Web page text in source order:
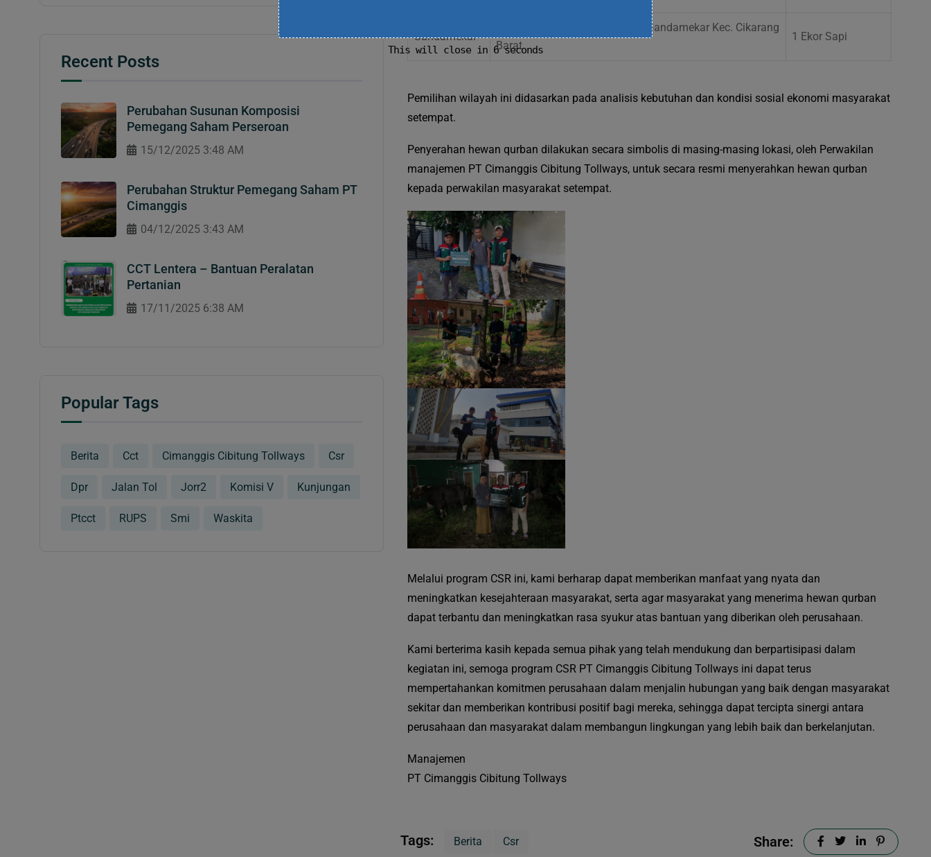
Gandamekar
Kp. Rawa Julang RT 01/01 Ds Gandamekar Kec. Cikarang
Barat
1 Ekor Sapi
Pemilihan wilayah ini didasarkan pada analisis kebutuhan dan kondisi sosial ekonomi masyarakat
setempat.
Penyerahan hewan qurban dilakukan secara simbolis di masing-masing lokasi, oleh Perwakilan
manajemen PT Cimanggis Cibitung Tollways, untuk secara resmi menyerahkan hewan qurban
kepada perwakilan masyarakat setempat.
Melalui program CSR ini, kami berharap dapat memberikan manfaat yang nyata dan
meningkatkan kesejahteraan masyarakat, serta agar masyarakat yang menerima hewan qurban
dapat terbantu dan meningkatkan rasa syukur atas bantuan yang diberikan oleh perusahaan.
Kami berterima kasih kepada semua pihak yang telah mendukung dan berpartisipasi dalam
kegiatan ini, semoga program CSR PT Cimanggis Cibitung Tollways ini dapat terus
mempertahankan komitmen perusahaan dalam menjalin hubungan yang baik dengan masyarakat
sekitar dan memberikan kontribusi positif bagi mereka, sehingga dapat tercipta sinergi antara
perusahaan dan masyarakat dalam membangun lingkungan yang lebih baik dan berkelanjutan.
Manajemen
PT Cimanggis Cibitung Tollways
Tags: Berita Csr Share:
Recent Posts
Perubahan Susunan Komposisi
Pemegang Saham Perseroan
15/12/2025 3:48 AM
Perubahan Struktur Pemegang Saham PT
Cimanggis
04/12/2025 3:43 AM
CCT Lentera – Bantuan Peralatan
Pertanian
17/11/2025 6:38 AM
Popular Tags
Berita Cct Cimanggis Cibitung Tollways Csr
Dpr Jalan Tol Jorr2 Komisi V Kunjungan
Ptcct RUPS Smi Waskita
This will close in 4seconds